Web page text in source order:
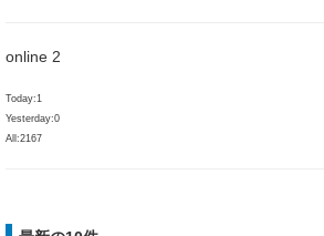
online 2
Today:1
Yesterday:0
All:2167